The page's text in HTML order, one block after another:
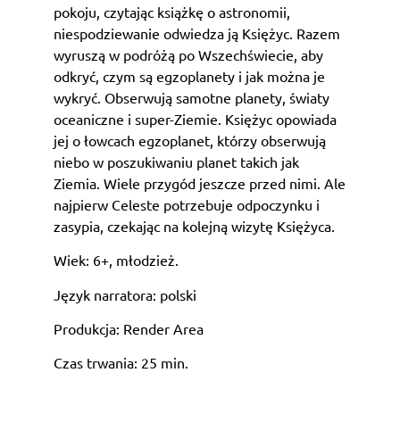
pokoju, czytając książkę o astronomii,
niespodziewanie odwiedza ją Księżyc. Razem
wyruszą w podróżą po Wszechświecie, aby
odkryć, czym są egzoplanety i jak można je
wykryć. Obserwują samotne planety, światy
oceaniczne i super-Ziemie. Księżyc opowiada
jej o łowcach egzoplanet, którzy obserwują
niebo w poszukiwaniu planet takich jak
Ziemia. Wiele przygód jeszcze przed nimi. Ale
najpierw Celeste potrzebuje odpoczynku i
zasypia, czekając na kolejną wizytę Księżyca.
Wiek: 6+, młodzież.
Język narratora: polski
Produkcja: Render Area
Czas trwania: 25 min.